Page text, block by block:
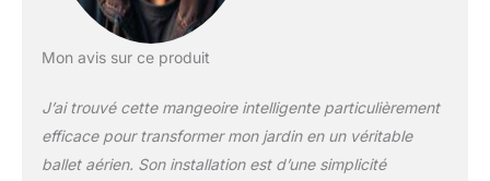
application. 【Wi-Fi 2,4
intelligente】 : le kit de
mangeoires intelligentes
Mon avis sur ce produit
J’ai trouvé cette mangeoire intelligente particulièrement
efficace pour transformer mon jardin en un véritable
ballet aérien. Son installation est d’une simplicité